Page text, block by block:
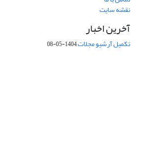
نقشه سایت
آخرین اخبار
تکمیل آرشیو مجلات1404-05-08